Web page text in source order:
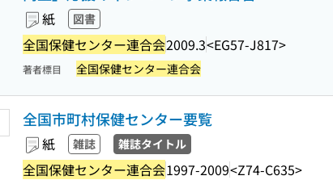
紙 図書
全国保健センター連合会2009.3<EG57-J817>
著者標目 全国保健センター連合会
全国市町村保健センター要覧
紙 雑誌 雑誌タイトル
全国保健センター連合会1997-2009<Z74-C635>